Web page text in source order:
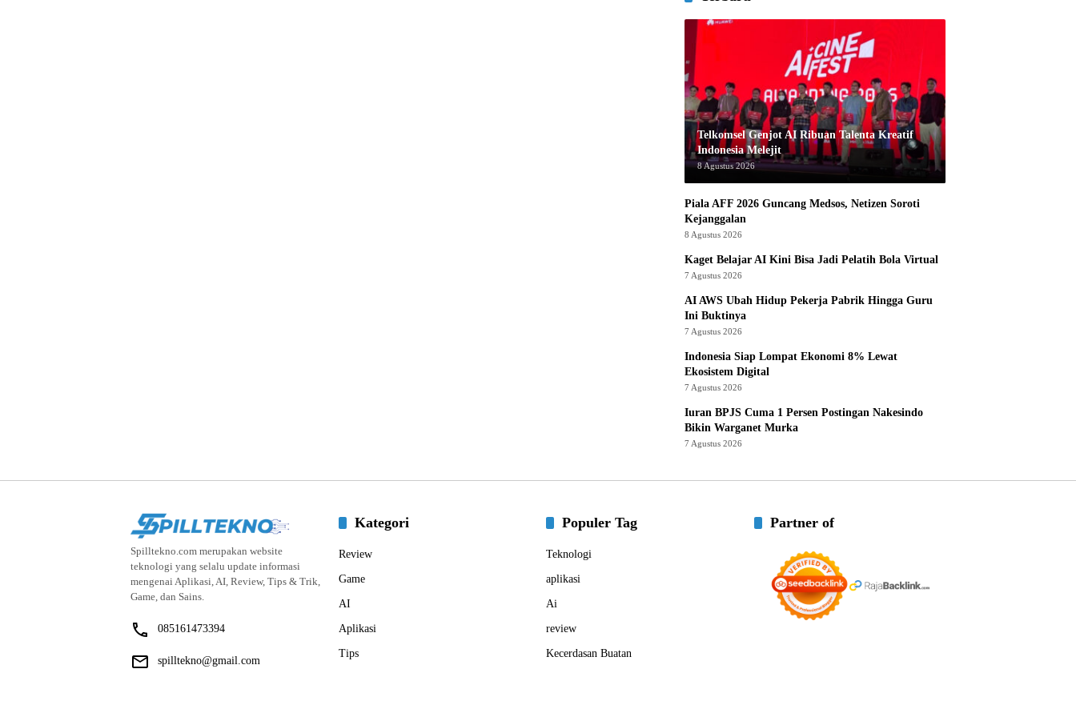
Telkomsel Genjot AI Ribuan Talenta Kreatif
Indonesia Melejit
8 Agustus 2026
Piala AFF 2026 Guncang Medsos, Netizen Soroti
Kejanggalan
8 Agustus 2026
Kaget Belajar AI Kini Bisa Jadi Pelatih Bola Virtual
7 Agustus 2026
AI AWS Ubah Hidup Pekerja Pabrik Hingga Guru
Ini Buktinya
7 Agustus 2026
Indonesia Siap Lompat Ekonomi 8% Lewat
Ekosistem Digital
7 Agustus 2026
Iuran BPJS Cuma 1 Persen Postingan Nakesindo
Bikin Warganet Murka
7 Agustus 2026
Spilltekno.com merupakan website
teknologi yang selalu update informasi
mengenai Aplikasi, AI, Review, Tips & Trik,
Game, dan Sains.
085161473394
spilltekno@gmail.com
Kategori
Review
Game
AI
Aplikasi
Tips
Populer Tag
Teknologi
aplikasi
Ai
review
Kecerdasan Buatan
Partner of